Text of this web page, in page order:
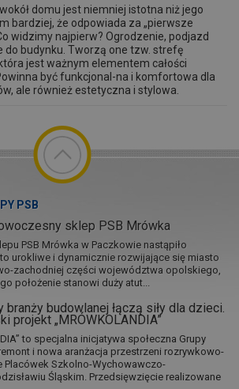
domu jest niemniej istotna niż jego
bardziej, że odpowiada za „pierwsze
widzimy najpierw? Ogrodzenie, podjazd
do budynku. Tworzą one tzw. strefę
jest ważnym elementem całości
być funkcjonal-na i komfortowa dla
ale również estetyczna i stylowa.
PSB
sklep PSB Mrówka
PSB Mrówka w Paczkowie nastąpiło
to urokliwe i dynamicznie rozwijające się miasto
zachodniej części województwa opolskiego,
położenie stanowi duży atut...
branży budowlanej łączą siły dla dzieci.
projekt „MRÓWKOLANDIA”
to specjalna inicjatywa społeczna Grupy
i nowa aranżacja przestrzeni rozrywkowo-
Placówek Szkolno-Wychowawczo-
Śląskim. Przedsięwzięcie realizowane